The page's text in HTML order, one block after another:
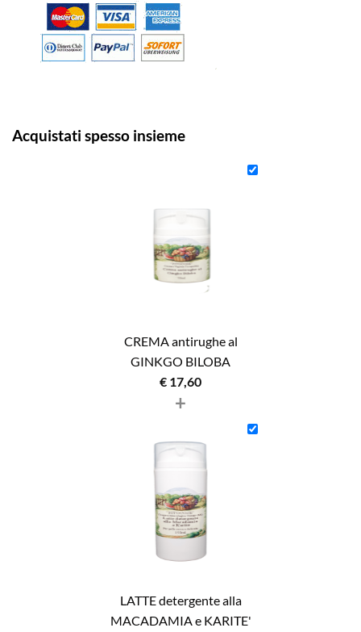
Acquistati spesso insieme
CREMA antirughe al
GINKGO BILOBA
€ 17,60
+
LATTE detergente alla
MACADAMIA e KARITE'